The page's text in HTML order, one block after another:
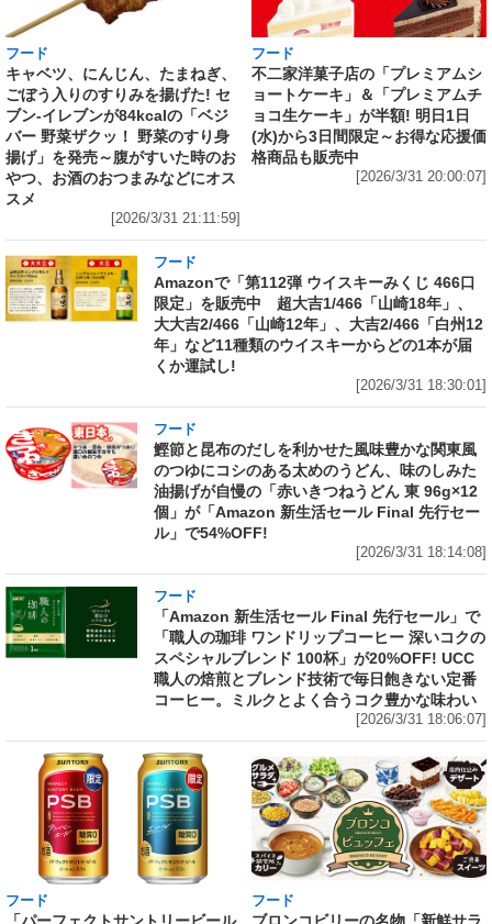
フード
キャベツ、にんじん、たまねぎ、
ごぼう入りのすりみを揚げた! セ
ブン‐イレブンが84kcalの「ベジ
バー 野菜ザクッ！ 野菜のすり身
揚げ」を発売～腹がすいた時のお
やつ、お酒のおつまみなどにオス
スメ
[2026/3/31 21:11:59]
フード
不二家洋菓子店の「プレミアムシ
ョートケーキ」＆「プレミアムチ
ョコ生ケーキ」が半額! 明日1日
(水)から3日間限定～お得な応援価
格商品も販売中
[2026/3/31 20:00:07]
フード
Amazonで「第112弾 ウイスキーみくじ 466口
限定」を販売中 超大吉1/466「山崎18年」、
大大吉2/466「山崎12年」、大吉2/466「白州12
年」など11種類のウイスキーからどの1本が届
くか運試し!
[2026/3/31 18:30:01]
フード
鰹節と昆布のだしを利かせた風味豊かな関東風
のつゆにコシのある太めのうどん、味のしみた
油揚げが自慢の「赤いきつねうどん 東 96g×12
個」が「Amazon 新生活セール Final 先行セー
ル」で54%OFF!
[2026/3/31 18:14:08]
フード
「Amazon 新生活セール Final 先行セール」で
「職人の珈琲 ワンドリップコーヒー 深いコクの
スペシャルブレンド 100杯」が20%OFF! UCC
職人の焙煎とブレンド技術で毎日飽きない定番
コーヒー。ミルクとよく合うコク豊かな味わい
[2026/3/31 18:06:07]
フード フード